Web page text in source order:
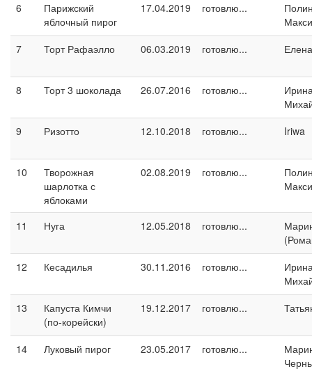
6
Парижский
яблочный пирог
17.04.2019 готовлю...
7
Торт Рафаэлло 06.03.2019 готовлю... Елена
8 Торт 3 шоколада 26.07.2016 готовлю...
9
Ризотто 12.10.2018 готовлю... Iriwa
10
Творожная
шарлотка с
яблоками
02.08.2019 готовлю...
11 Нуга 12.05.2018 готовлю...
12
Кесадилья 30.11.2016 готовлю...
13
Капуста Кимчи
(по-корейски)
19.12.2017 готовлю...
14 Луковый пирог 23.05.2017 готовлю...